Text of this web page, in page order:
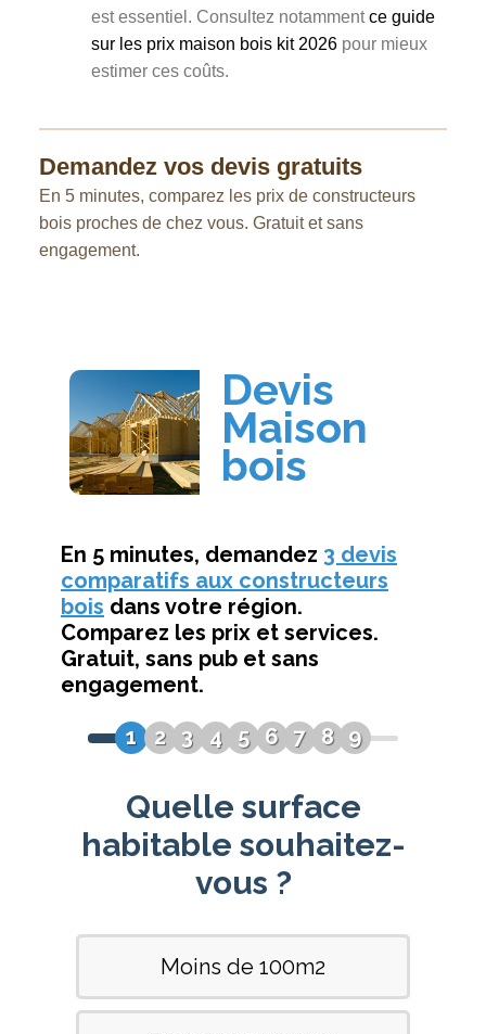
est essentiel. Consultez notammentce guide
sur les prix maison bois kit 2026 pour mieux
estimer ces coûts.
Demandez vos devis gratuits
En 5 minutes, comparez les prix de constructeurs
bois proches de chez vous. Gratuit et sans
engagement.